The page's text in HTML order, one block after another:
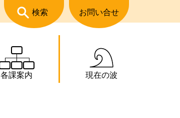
検索 お問い合せ
各課案内 現在の波